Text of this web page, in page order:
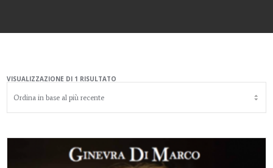
VISUALIZZAZIONE DI 1 RISULTATO